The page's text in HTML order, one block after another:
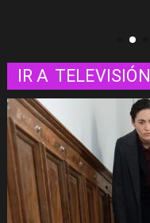
IR A TELEVISIÓN